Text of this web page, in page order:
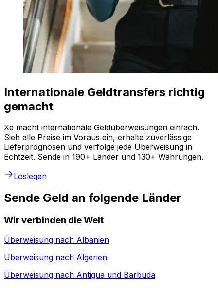
Internationale Geldtransfers richtig
gemacht
Xe macht internationale Geldüberweisungen einfach.
Sieh alle Preise im Voraus ein, erhalte zuverlässige
Lieferprognosen und verfolge jede Überweisung in
Echtzeit. Sende in 190+ Länder und 130+ Währungen.
Loslegen
Sende Geld an folgende Länder
Wir verbinden die Welt
Überweisung nach Albanien
Überweisung nach Algerien
Überweisung nach Antigua und Barbuda